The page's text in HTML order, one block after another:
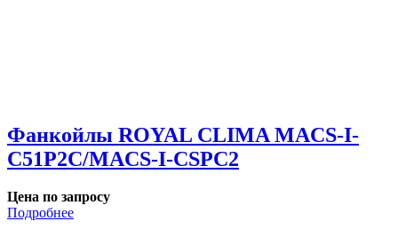
Фанкойлы ROYAL CLIMA MACS-I-
C51P2С/MACS-I-CSPС2
Цена по запросу
Подробнее